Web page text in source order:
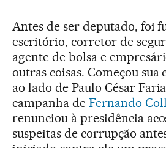
Antes de ser deputado, foi
escritório, corretor de
agente de bolsa e
outras coisas. Começou
ao lado de Paulo César
campanha de Fernando
renunciou à presidência
suspeitas de corrupção